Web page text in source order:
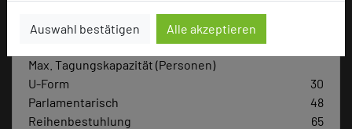
Auswahl bestätigen Alle akzeptieren
Max. Tagungskapazität (Personen)
U-Form
30
Parlamentarisch
48
Reihenbestuhlung
65